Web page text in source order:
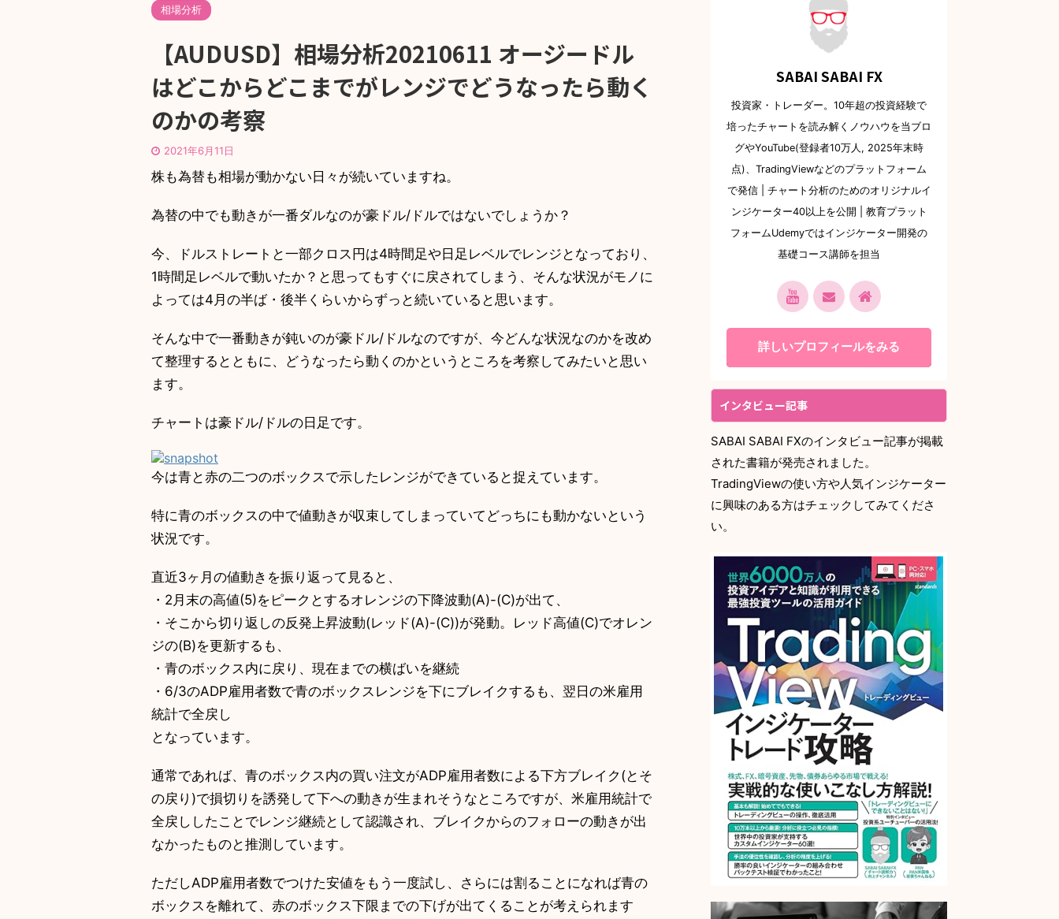
相場分析
【AUDUSD】相場分析20210611 オージードル
はどこからどこまでがレンジでどうなったら動く
のかの考察
2021年6月11日
株も為替も相場が動かない日々が続いていますね。
為替の中でも動きが一番ダルなのが豪ドル/ドルではないでしょうか？
今、ドルストレートと一部クロス円は4時間足や日足レベルでレンジとなっており、
1時間足レベルで動いたか？と思ってもすぐに戻されてしまう、そんな状況がモノに
よっては4月の半ば・後半くらいからずっと続いていると思います。
そんな中で一番動きが鈍いのが豪ドル/ドルなのですが、今どんな状況なのかを改め
て整理するとともに、どうなったら動くのかというところを考察してみたいと思い
ます。
チャートは豪ドル/ドルの日足です。
今は青と赤の二つのボックスで示したレンジができていると捉えています。
特に青のボックスの中で値動きが収束してしまっていてどっちにも動かないという
状況です。
直近3ヶ月の値動きを振り返って見ると、
・2月末の高値(5)をピークとするオレンジの下降波動(A)-(C)が出て、
・そこから切り返しの反発上昇波動(レッド(A)-(C))が発動。レッド高値(C)でオレン
ジの(B)を更新するも、
・青のボックス内に戻り、現在までの横ばいを継続
・6/3のADP雇用者数で青のボックスレンジを下にブレイクするも、翌日の米雇用
統計で全戻し
となっています。
通常であれば、青のボックス内の買い注文がADP雇用者数による下方ブレイク(とそ
の戻り)で損切りを誘発して下への動きが生まれそうなところですが、米雇用統計で
全戻ししたことでレンジ継続として認識され、ブレイクからのフォローの動きが出
なかったものと推測しています。
ただしADP雇用者数でつけた安値をもう一度試し、さらには割ることになれば青の
ボックスを離れて、赤のボックス下限までの下げが出てくることが考えられます
SABAI SABAI FX
投資家・トレーダー。10年超の投資経験で
培ったチャートを読み解くノウハウを当ブロ
グやYouTube(登録者10万人, 2025年末時
点)、TradingViewなどのプラットフォーム
で発信 | チャート分析のためのオリジナルイ
ンジケーター40以上を公開 | 教育プラット
フォームUdemyではインジケーター開発の
基礎コース講師を担当
詳しいプロフィールをみる
インタビュー記事
SABAI SABAI FXのインタビュー記事が掲載
された書籍が発売されました。
TradingViewの使い方や人気インジケーター
に興味のある方はチェックしてみてくださ
い。